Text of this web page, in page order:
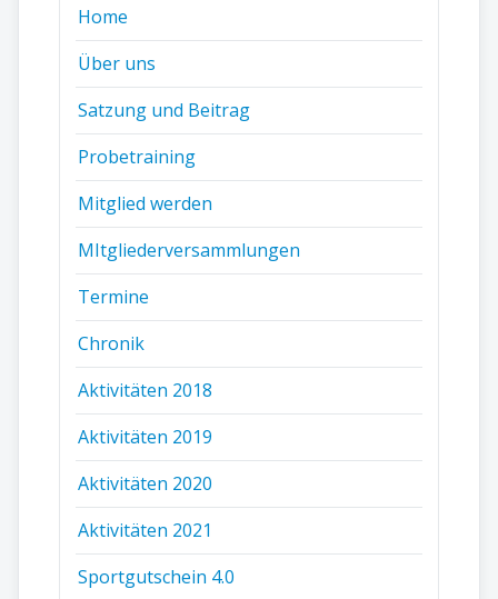
Home
Über uns
Satzung und Beitrag
Probetraining
Mitglied werden
MItgliederversammlungen
Termine
Chronik
Aktivitäten 2018
Aktivitäten 2019
Aktivitäten 2020
Aktivitäten 2021
Sportgutschein 4.0